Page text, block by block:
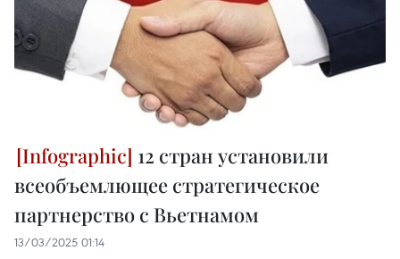
12 стран установили
всеобъемлющее стратегическое
партнерство с Вьетнамом
13/03/2025 01:14